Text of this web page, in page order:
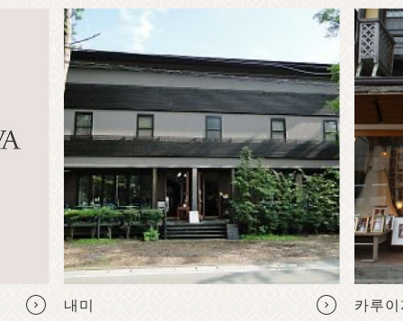
내미 카루